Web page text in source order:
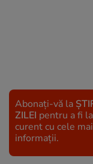
Abonați-vă la
ZILEI pentru a fi la
curent cu cele
informații.